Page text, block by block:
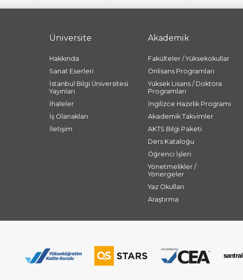
Üniversite
Hakkında
Sanat Eserleri
İstanbul Bilgi Üniversitesi
Yayınları
İhaleler
İş Olanakları
İletişim
Akademik
Fakülteler / Yüksekokullar
Önlisans Programları
Yüksek Lisans / Doktora
Programları
İngilizce Hazırlık Programı
Akademik Takvimler
AKTS Bilgi Paketi
Ders Kataloğu
Öğrenci İşleri
Yönetmelikler /
Yönergeler
Yaz Okulları
Araştırma